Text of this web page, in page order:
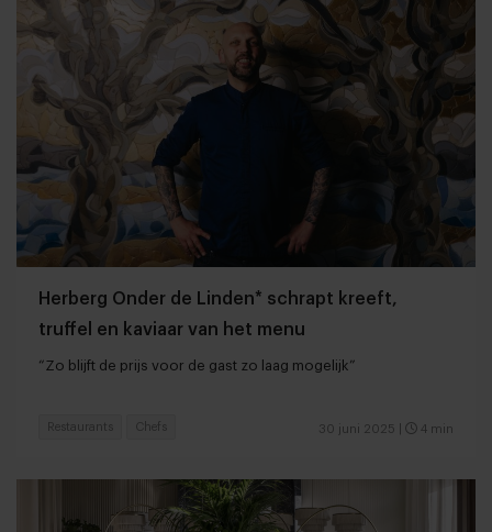
Herberg Onder de Linden* schrapt kreeft,
truffel en kaviaar van het menu
“Zo blijft de prijs voor de gast zo laag mogelijk”
30 juni 2025 4 min
Restaurants Chefs